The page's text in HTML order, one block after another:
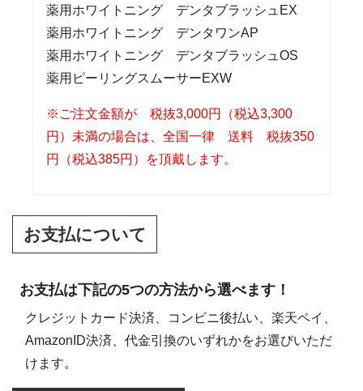
薬用ホワイトニング デンタブラッシュEX
薬用ホワイトニング デンタワンAP
薬用ホワイトニング デンタブラッシュOS
薬用ピーリングスムーサーEXW
※ご注文金額が 税抜3,000円（税込3,300
円）未満の場合は、全国一律 送料 税抜350
円（税込385円）を頂戴します。
お支払について
お支払は下記の5つの方法から選べます！
クレジットカード決済、コンビニ後払い、楽天ペイ、
AmazonID決済、代金引換のいずれかをお選びいただ
けます。